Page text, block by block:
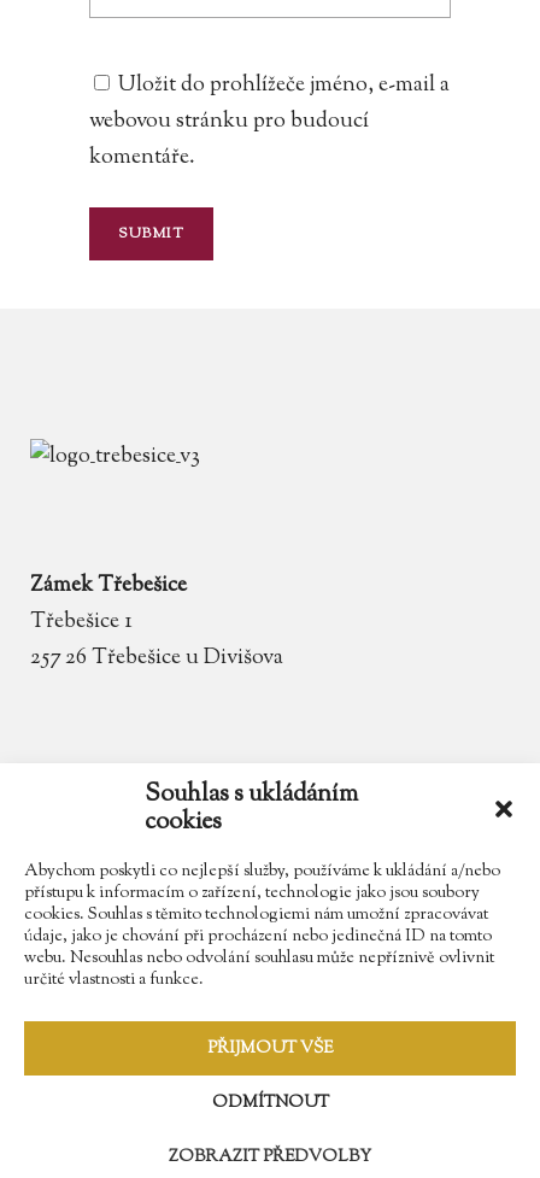
Souhlas s ukládáním
cookies
Abychom poskytli co nejlepší služby, používáme k ukládání a/nebo
přístupu k informacím o zařízení, technologie jako jsou soubory
cookies. Souhlas s těmito technologiemi nám umožní zpracovávat
údaje, jako je chování při procházení nebo jedinečná ID na tomto
webu. Nesouhlas nebo odvolání souhlasu může nepříznivě ovlivnit
určité vlastnosti a funkce.
PŘIJMOUT VŠE
ODMÍTNOUT
ZOBRAZIT PŘEDVOLBY
Uložit do prohlížeče jméno, e-mail a
webovou stránku pro budoucí
komentáře.
Zámek Třebešice
Třebešice 1
257 26 Třebešice u Divišova
zamek.trebesice@volny.cz
602 354 467
Najdete nás na Facebooku
Sledujte náš Instagram
© 2009 - 2018 Zámek Třebešice //Správa webů - Softmedia.cz